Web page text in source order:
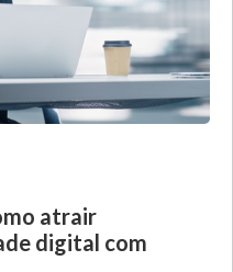
atrair
digital com